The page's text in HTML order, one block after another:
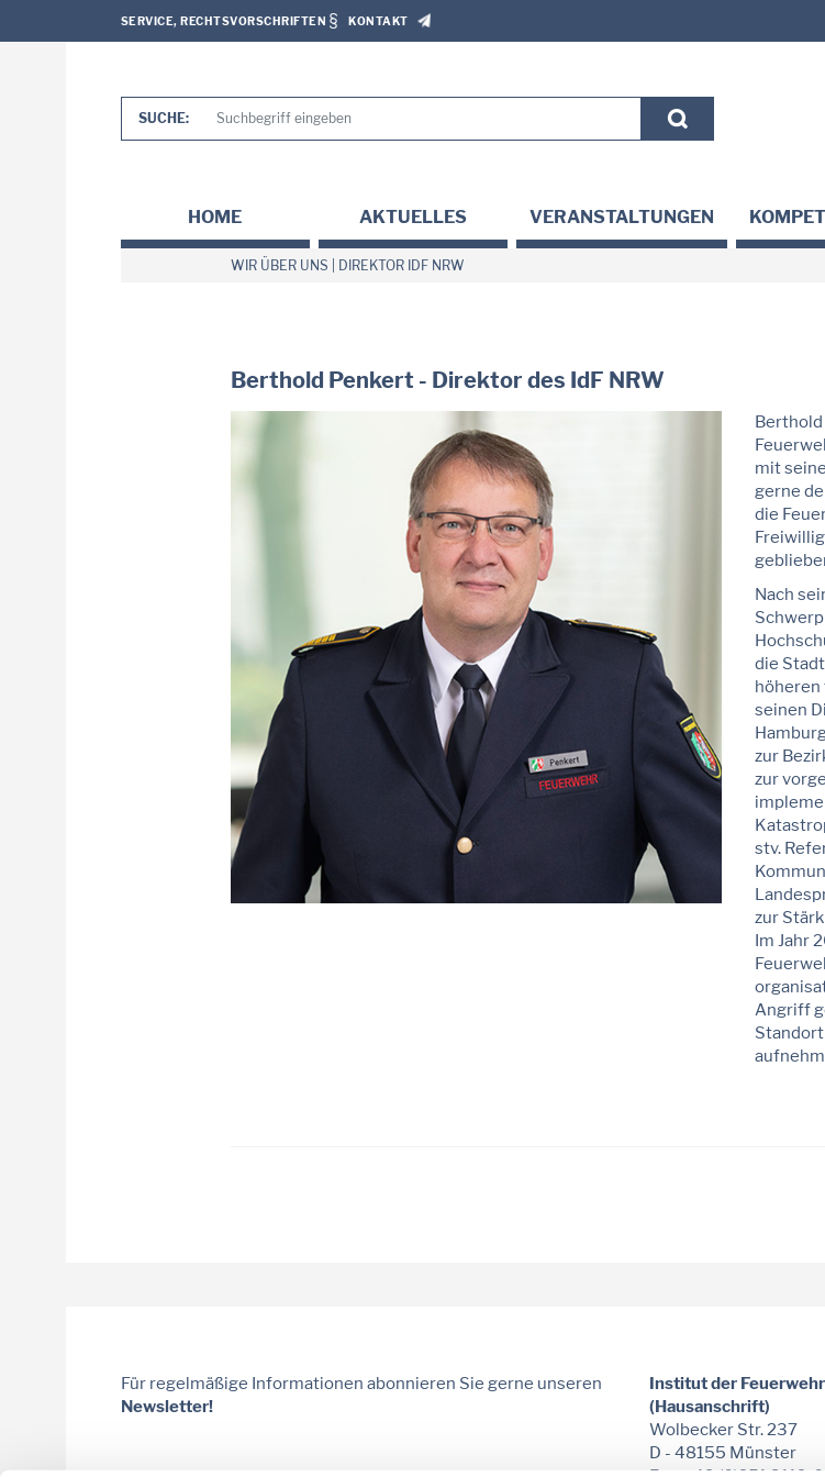
SERVICE, RECHTSVORSCHRIFTEN KONTAKT
SUCHE:
HOME AKTUELLES VERANSTALTUNGEN
WIR ÜBER UNS DIREKTOR IDF NRW
Berthold Penkert - Direktor des IdF NRW
mit
gerne
die
Nach
die
höheren
seinen
zur
zur
stv.
zur
Im Jahr
Angriff
Für regelmäßige Informationen abonnieren Sie gerne unseren
Newsletter!
Institut der
(Hausanschrift)
Wolbecker Str. 237
D - 48155 Münster